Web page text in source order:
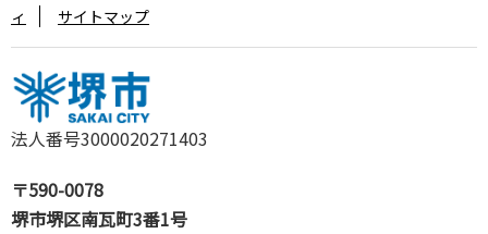
法人番号3000020271403
〒590-0078
堺市堺区南瓦町3番1号
ィ
サイトマップ